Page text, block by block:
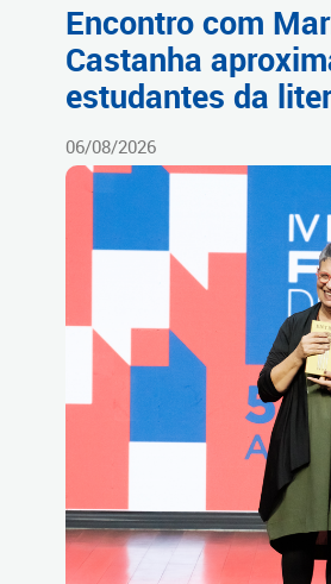
Encontro com
Castanha
estudantes da
06/08/2026